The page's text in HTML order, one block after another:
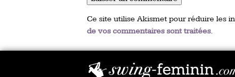
Ce site utilise Akismet pour réduire les
de vos commentaires sont traitées.